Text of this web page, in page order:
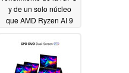
y de un solo núcleo
que AMD Ryzen AI 9
análisis de un portátil
09/22/2024